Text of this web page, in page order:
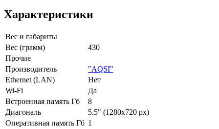
Характеристики
Вес и габариты
Вес (грамм)
430
Прочие
Производитель
"AQSI"
Ethernet (LAN)
Нет
Wi-Fi
Да
Встроенная память Гб
8
Диагональ
5.5" (1280x720 px)
Оперативная память Гб 1